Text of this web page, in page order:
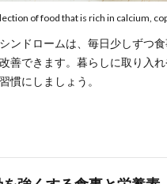
of food that is rich in calcium,
ンドロームは、毎日少しずつ
善できます。暮らしに取り入
慣にしましょう。